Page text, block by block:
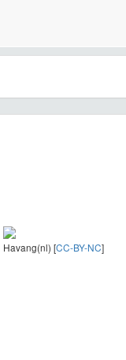
Havang(nl) [CC-BY-NC]